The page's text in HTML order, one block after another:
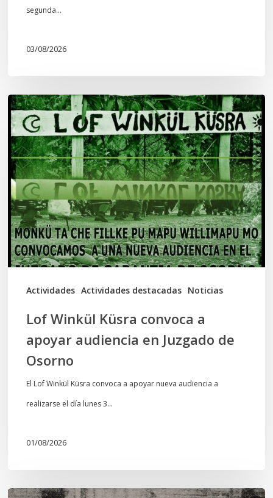
segunda…
03/08/2026
Actividades Actividades destacadas Noticias
Lof
Winkül
Küsra
convoca
a
apoyar
audiencia
en
Juzgado
Lof Winkül Küsra convoca a
apoyar audiencia en Juzgado de
Osorno
El Lof Winkül Küsra convoca a apoyar nueva audiencia a
realizarse el día lunes 3…
01/08/2026